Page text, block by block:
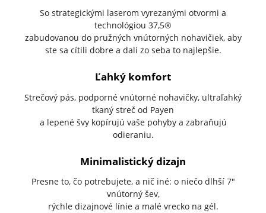
So strategickými laserom vyrezanými otvormi a
technológiou 37,5®
zabudovanou do pružných vnútorných nohavičiek, aby
ste sa cítili dobre a dali zo seba to najlepšie.
Ľahký komfort
Strečový pás, podporné vnútorné nohavičky, ultraľahký
tkaný streč od Payen
a lepené švy kopírujú vaše pohyby a zabraňujú
odieraniu.
Minimalistický dizajn
Presne to, čo potrebujete, a nič iné: o niečo dlhší 7"
vnútorný šev,
rýchle dizajnové línie a malé vrecko na gél.